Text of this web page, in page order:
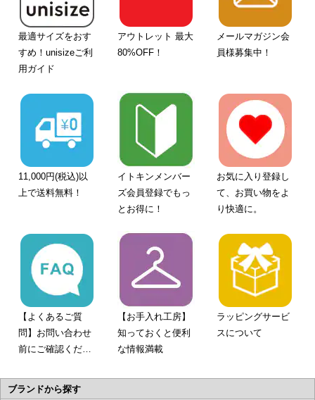
最適サイズをおす
すめ！unisizeご利
用ガイド
アウトレット 最大
80%OFF！
メールマガジン会
員様募集中！
11,000円(税込)以
上で送料無料！
イトキンメンバー
ズ会員登録でもっ
とお得に！
お気に入り登録し
て、お買い物をよ
り快適に。
【よくあるご質
問】お問い合わせ
前にご確認くださ
【お手入れ工房】
知っておくと便利
な情報満載
ラッピングサービ
スについて
ブランドから探す